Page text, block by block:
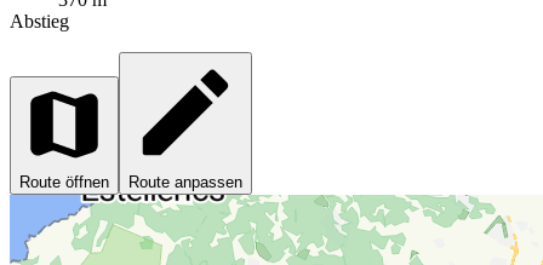
Abstieg
Route öffnen Route anpassen